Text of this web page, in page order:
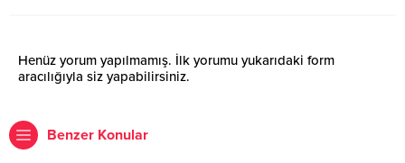
Henüz yorum yapılmamış. İlk yorumu yukarıdaki form
aracılığıyla siz yapabilirsiniz.
Benzer Konular